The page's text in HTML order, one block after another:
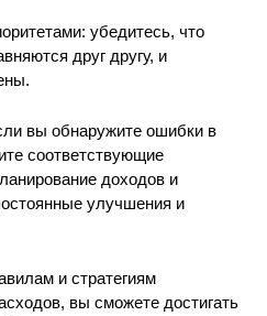
убедитесь, что
друг другу, и
вы обнаружите ошибки в
соответствующие
доходов и
улучшения и
и стратегиям
вы сможете достигать